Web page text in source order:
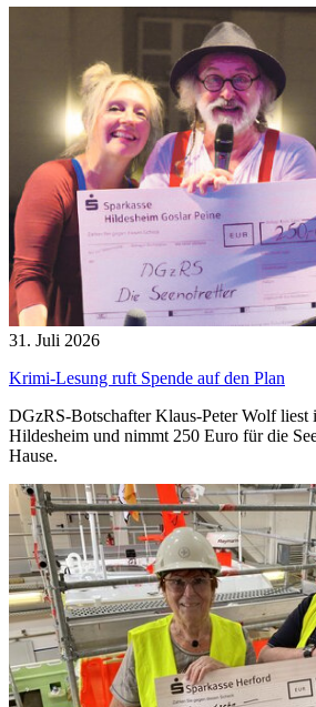
31. Juli 2026
Krimi-Lesung ruft Spende auf den Plan
DGzRS-Botschafter Klaus-Peter Wolf liest
Hildesheim und nimmt 250 Euro für die
Hause.